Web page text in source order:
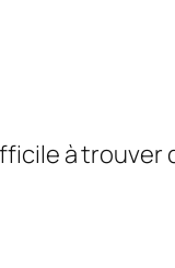
à trouver